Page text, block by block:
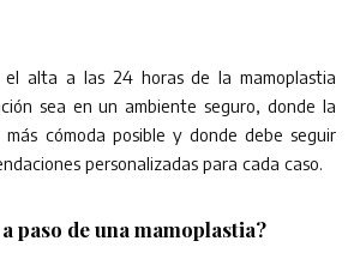
el alta a las 24 horas de la mamoplastia
sea en un ambiente seguro, donde la
cómoda posible y donde debe seguir
personalizadas para cada caso.
paso de una mamoplastia?